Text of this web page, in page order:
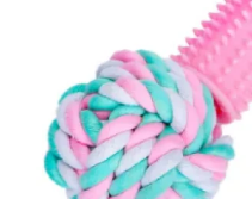
Super Ofertas
Contacto